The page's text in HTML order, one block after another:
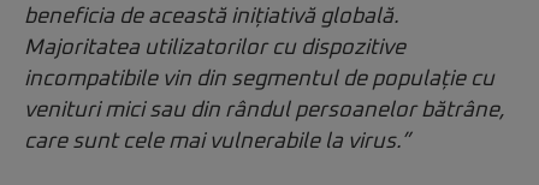
beneficia de această inițiativă globală.
Majoritatea utilizatorilor cu dispozitive
incompatibile vin din segmentul de populație cu
venituri mici sau din rândul persoanelor bătrâne,
care sunt cele mai vulnerabile la virus.”